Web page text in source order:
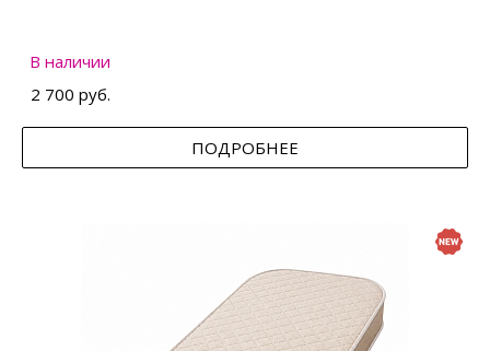
В наличии
2 700 руб.
ПОДРОБНЕЕ